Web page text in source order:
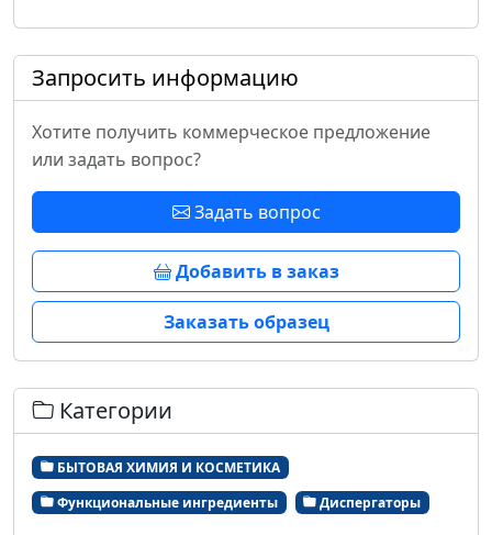
Запросить информацию
Хотите получить коммерческое предложение
или задать вопрос?
Задать вопрос
Добавить в заказ
Заказать образец
Категории
БЫТОВАЯ ХИМИЯ И КОСМЕТИКА
Функциональные ингредиенты
Диспергаторы